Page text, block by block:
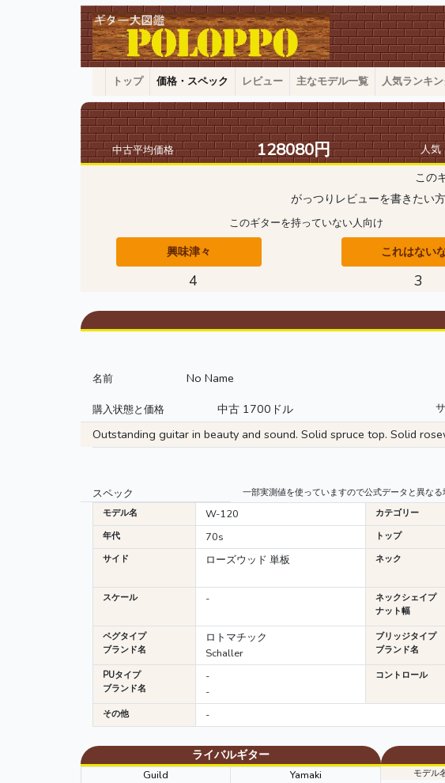
トップ 価格・スペック レビュー 主なモデル一覧 人気ランキ
中古平均価格 128080円 人気
この
がっつりレビューを書きたい
このギターを持っていない人向け
興味津々
4
これはない
3
名前 No Name
購入状態と価格 中古 1700ドル
Outstanding guitar in beauty and sound. Solid spruce top. Solid
スペック
一部実測値を使っていますので公式データと異な
モデル名
W-120 カテゴリー
年代 70s トップ
サイド ローズウッド 単板 ネック
スケール -
ネックシェイプ
ナット幅
ペグタイプ
ブランド名
ロトマチック
Schaller
ブリッジタイプ
ブランド名
PUタイプ
ブランド名
-
-
コントロール
その他 -
ライバルギター
Guild
Yamaki
モデル